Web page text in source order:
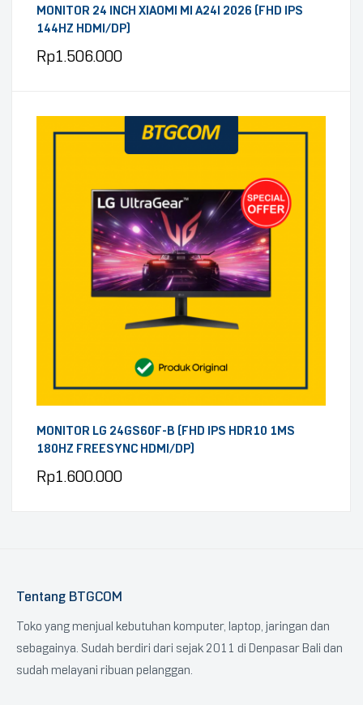
MONITOR 24 INCH XIAOMI MI A24I 2026 (FHD IPS
144HZ HDMI/DP)
Rp1.506.000
MONITOR LG 24GS60F-B (FHD IPS HDR10 1MS
180HZ FREESYNC HDMI/DP)
Rp1.600.000
Tentang BTGCOM
Toko yang menjual kebutuhan komputer, laptop, jaringan dan
sebagainya. Sudah berdiri dari sejak 2011 di Denpasar Bali dan
sudah melayani ribuan pelanggan.